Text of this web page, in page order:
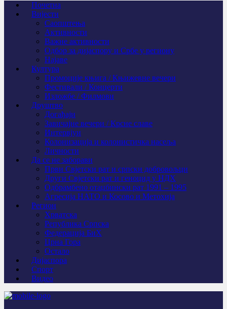
Почетна
Вијести
Саопштења
Активности
Важне активности
Одбор за дијаспору и Србе у региону
Најаве
Култура
Промоције књига / Књижевне вечери
Фестивали / Концерти
Изложбе / Филмови
Друштво
Догађаји
Завичајне вечери / Крсне славе
Интервјуи
Колонизација и колонистичка насеља
Личности
Да се не заборави
Први Свјeтски рат и српски добровољци
Други Свјетски рат и геноцид у НДХ
Одбрамбено отаџбински рат 1991 – 1995
Агресија НАТО и Косово и Метохија
Регион
Хрватска
Република Српска
Федерација БиХ
Црна Гора
Остало
Дијаспора
Спорт
Видео